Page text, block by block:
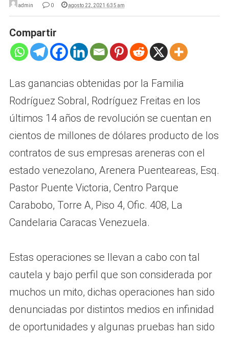
admin 0 agosto 22, 2021 6:35 am
Compartir
Las ganancias obtenidas por la Familia
Rodríguez Sobral, Rodríguez Freitas en los
últimos 14 años de revolución se cuentan en
cientos de millones de dólares producto de los
contratos de sus empresas areneras con el
estado venezolano, Arenera Puenteareas, Esq.
Pastor Puente Victoria, Centro Parque
Carabobo, Torre A, Piso 4, Ofic. 408, La
Candelaria Caracas Venezuela.
Estas operaciones se llevan a cabo con tal
cautela y bajo perfil que son considerada por
muchos un mito, dichas operaciones han sido
denunciadas por distintos medios en infinidad
de oportunidades y algunas pruebas han sido